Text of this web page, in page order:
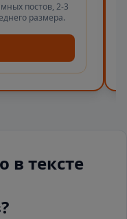
постов, 2-3
размера.
в тексте